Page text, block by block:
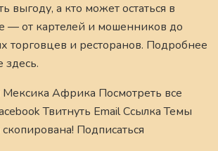
выгоду, а кто может остаться в
— от картелей и мошенников до
торговцев и ресторанов. Подробнее
здесь.
Мексика Африка Посмотреть все
Твитнуть Email Ссылка Темы
Подписаться